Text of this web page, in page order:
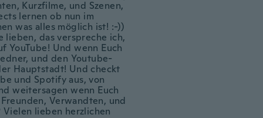
Kurzfilme, und Szenen,
lernen ob nun im
was alles möglich ist! :-))
lieben, das verspreche ich,
YouTube! Und wenn Euch
und den Youtube-
Hauptstadt! Und checkt
und Spotify aus, von
weitersagen wenn Euch
Verwandten, und
Vielen lieben herzlichen